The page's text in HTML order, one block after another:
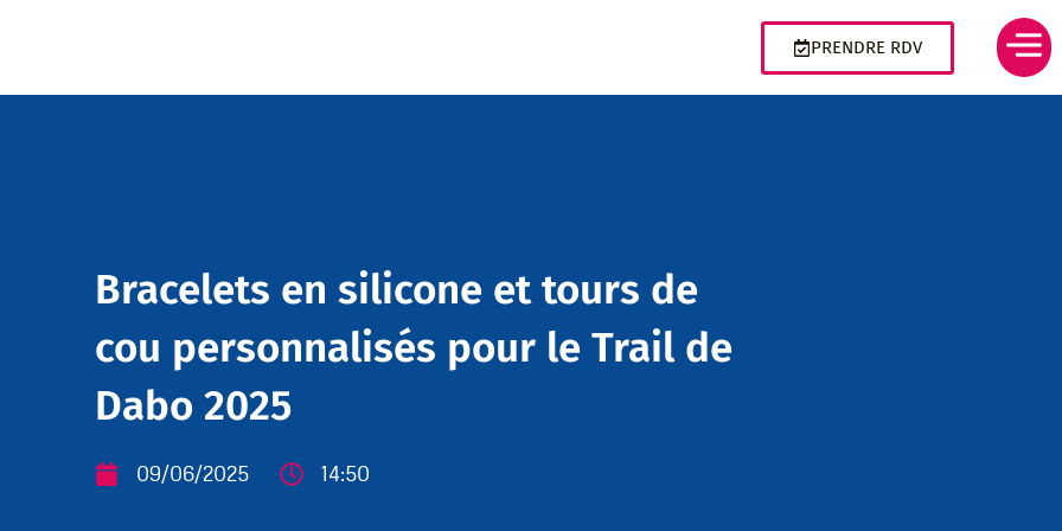
PRENDRE RDV
Bracelets en silicone et tours de
cou personnalisés pour le Trail de
Dabo 2025
09/06/2025 14:50